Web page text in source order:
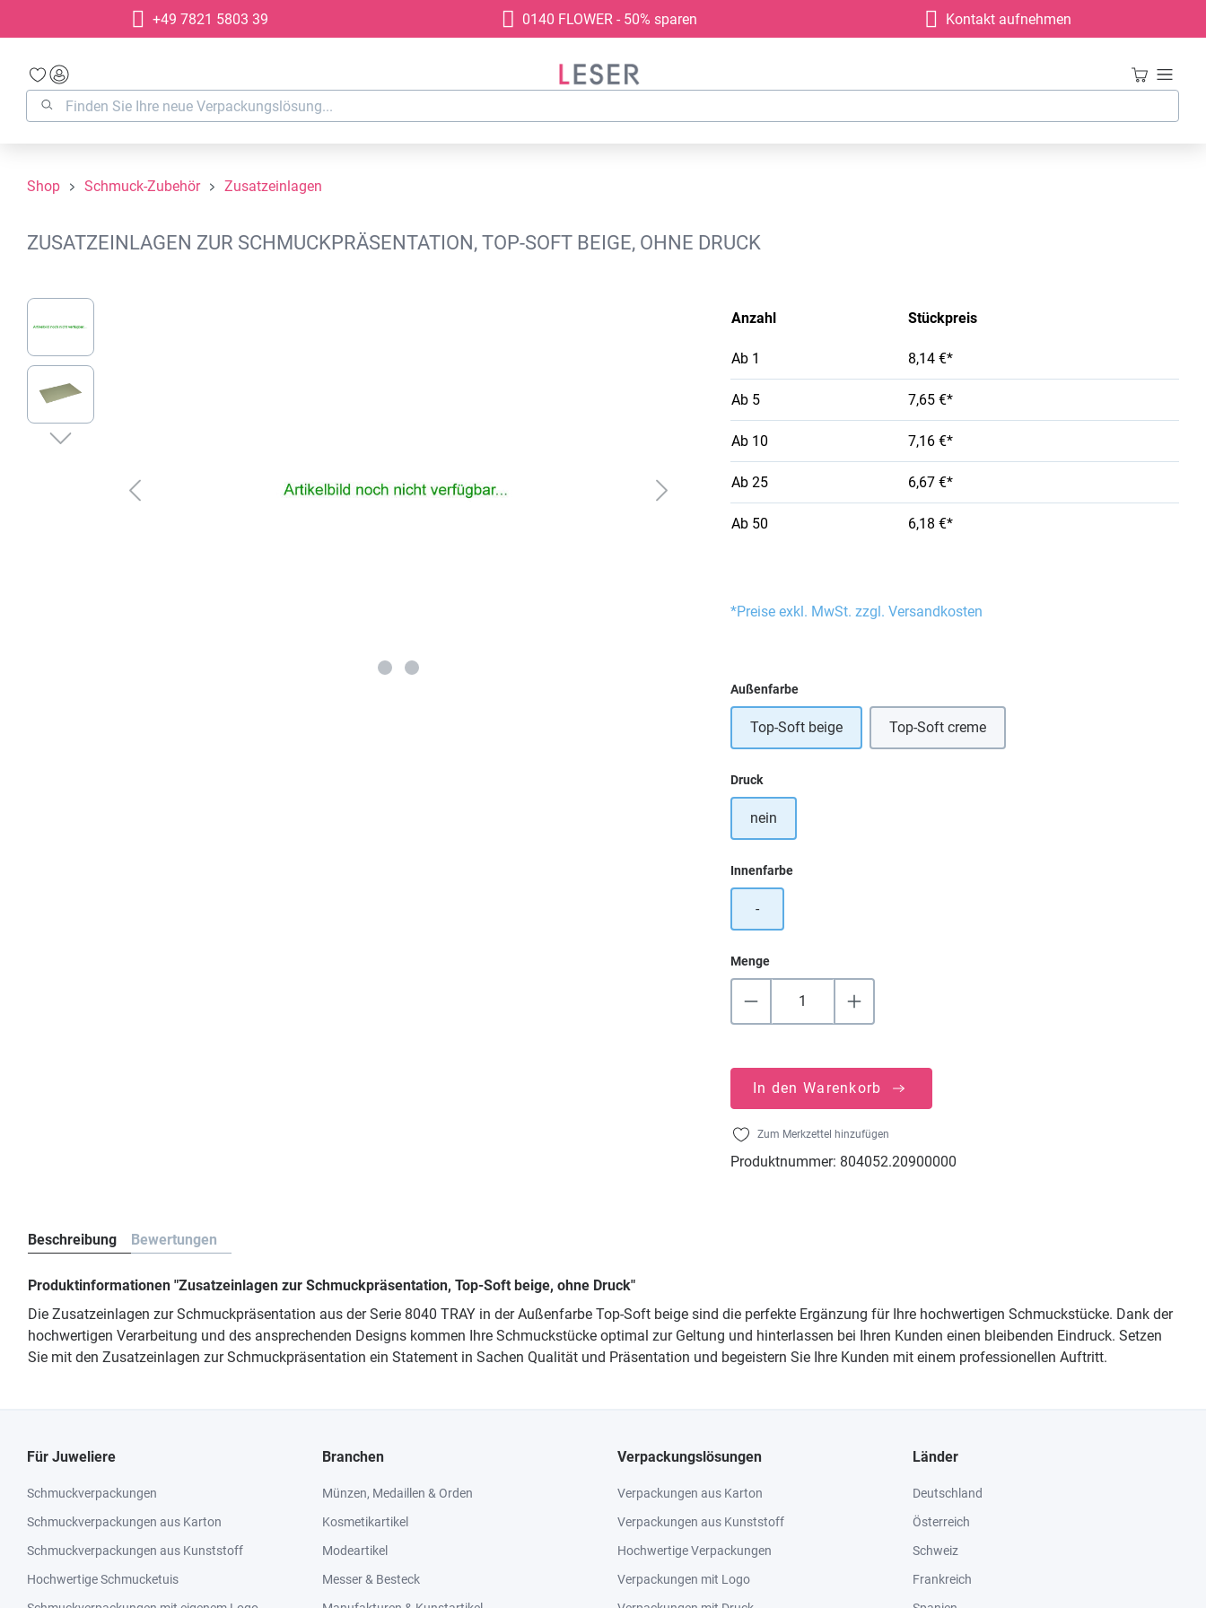
Zur Hauptnavigation springen
+49 7821 5803 39 0140 FLOWER - 50% sparen Kontakt aufnehmen
Shop Schmuck-Zubehör Zusatzeinlagen
ZUSATZEINLAGEN ZUR SCHMUCKPRÄSENTATION, TOP-SOFT BEIGE, OHNE DRUCK
Bildergalerie überspringen
Anzahl Stückpreis
Ab 1 8,14 €*
Ab 5 7,65 €*
Ab 10 7,16 €*
Ab 25 6,67 €*
Ab 50 6,18 €*
*Preise exkl. MwSt. zzgl. Versandkosten
Außenfarbeauswählen
Top-Soft beige Top-Soft creme
Druckauswählen
nein
Innenfarbeauswählen
-
Menge
In den Warenkorb
Zum Merkzettel hinzufügen
Produktnummer: 804052.20900000
Beschreibung Bewertungen
Produktinformationen "Zusatzeinlagen zur Schmuckpräsentation, Top-Soft beige, ohne Druck"
Die Zusatzeinlagen zur Schmuckpräsentation aus der Serie 8040 TRAY in der Außenfarbe Top-Soft beige sind die perfekte Ergänzung für Ihre hochwertigen Schmuckstücke. Dank der
hochwertigen Verarbeitung und des ansprechenden Designs kommen Ihre Schmuckstücke optimal zur Geltung und hinterlassen bei Ihren Kunden einen bleibenden Eindruck. Setzen
Sie mit den Zusatzeinlagen zur Schmuckpräsentation ein Statement in Sachen Qualität und Präsentation und begeistern Sie Ihre Kunden mit einem professionellen Auftritt.
Für Juweliere
Schmuckverpackungen
Schmuckverpackungen aus Karton
Schmuckverpackungen aus Kunststoff
Hochwertige Schmucketuis
Branchen
Münzen, Medaillen & Orden
Kosmetikartikel
Modeartikel
Messer & Besteck
Verpackungslösungen
Verpackungen aus Karton
Verpackungen aus Kunststoff
Hochwertige Verpackungen
Verpackungen mit Logo
Länder
Deutschland
Österreich
Schweiz
Frankreich